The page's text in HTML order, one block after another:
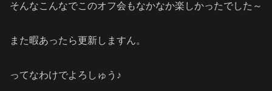
そんなこんなでこのオフ会もなかなか楽しかったでした～
また暇あったら更新しますん。
ってなわけでよろしゅう♪